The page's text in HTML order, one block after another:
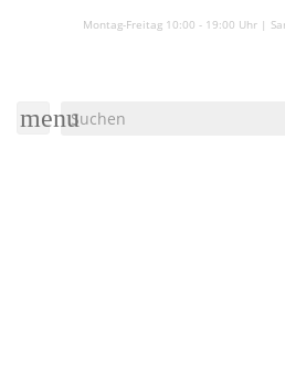
Montag-Freitag 10:00 - 19:00 Uhr |
menu